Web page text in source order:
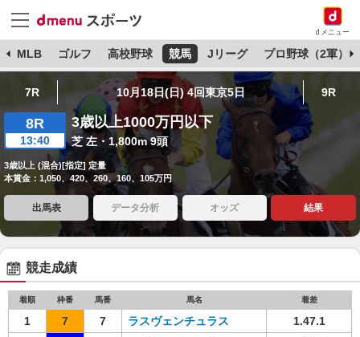
dメニュー
MLB ゴルフ 高校野球 競馬 Jリーグ プロ野球（2軍）
7R 10月18日(日) 4回東京5日 9R
8R
13:40
3歳以上1000万円以下
芝 左・1,800m 9頭
3歳以上 (混合)[指定] 定量
本賞金：1,050、420、260、160、105万円
出馬表 データ分析 オッズ 結果
競走成績
着順 枠番 馬番 馬名 着差
1 7 7 ラスヴェンチュラス
1.47.1